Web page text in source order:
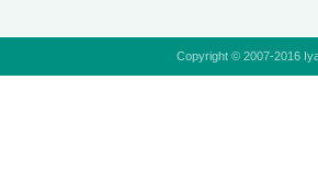
Copyright © 2007-2016